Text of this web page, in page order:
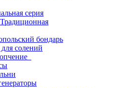
серия
бондарь
солений